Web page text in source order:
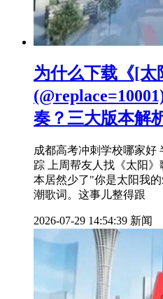
为什么下载《[太
奏？三大版本解
成都高考冲刺学校哪家好
踪 上周帮友人找《太阳
本居然少了"你是太阳我
潮歌词。这事儿整得跟
2026-07-29 14:54:39 新闻